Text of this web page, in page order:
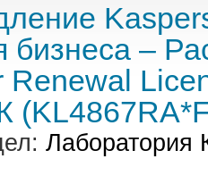
бизнеса –
Renewal
Лаборатория